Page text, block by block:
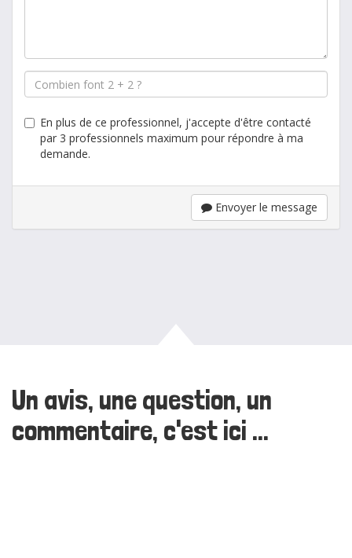
En plus de ce professionnel, j'accepte d'être contacté
par 3 professionnels maximum pour répondre à ma
demande.
Envoyer le message
Un avis, une question, un
commentaire, c'est ici ...